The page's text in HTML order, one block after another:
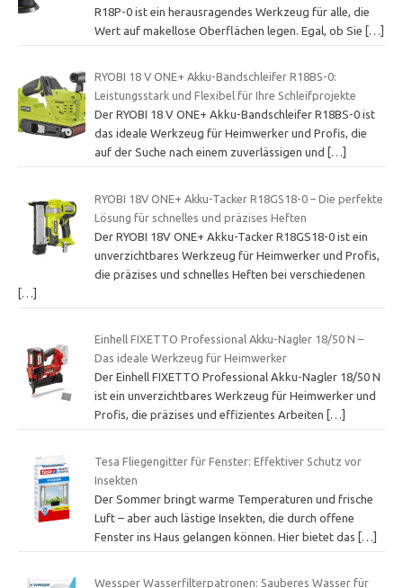
R18P-0 ist ein herausragendes Werkzeug für alle, die
Wert auf makellose Oberflächen legen. Egal, ob Sie […]
RYOBI 18 V ONE+ Akku-Bandschleifer R18BS-0:
Leistungsstark und Flexibel für Ihre Schleifprojekte
Der RYOBI 18 V ONE+ Akku-Bandschleifer R18BS-0 ist
das ideale Werkzeug für Heimwerker und Profis, die
auf der Suche nach einem zuverlässigen und
[…]
RYOBI 18V ONE+ Akku-Tacker R18GS18-0 – Die perfekte
Lösung für schnelles und präzises Heften
Der RYOBI 18V ONE+ Akku-Tacker R18GS18-0 ist ein
unverzichtbares Werkzeug für Heimwerker und Profis,
die präzises und schnelles Heften bei verschiedenen
[…]
Einhell FIXETTO Professional Akku-Nagler 18/50 N –
Das ideale Werkzeug für Heimwerker
Der Einhell FIXETTO Professional Akku-Nagler 18/50 N
ist ein unverzichtbares Werkzeug für Heimwerker und
Profis, die präzises und effizientes Arbeiten
[…]
Tesa Fliegengitter für Fenster: Effektiver Schutz vor
Insekten
Der Sommer bringt warme Temperaturen und frische
Luft – aber auch lästige Insekten, die durch offene
Fenster ins Haus gelangen können. Hier bietet das […]
Wessper Wasserfilterpatronen: Sauberes Wasser für